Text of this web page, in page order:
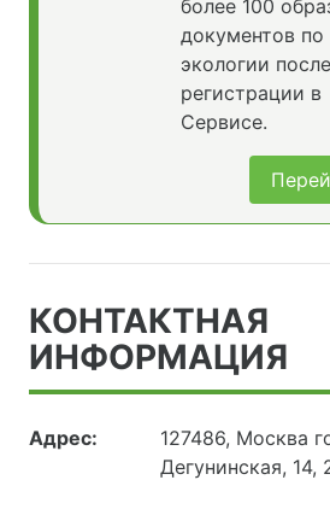
более 100
документов по
экологии после
регистрации в
Сервисе.
КОНТАКТНАЯ
ИНФОРМАЦИЯ
Адрес:
127486, Москва
Дегунинская, 14,